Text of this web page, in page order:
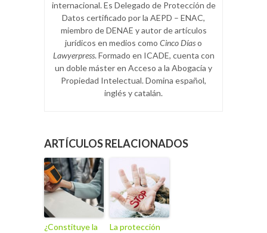
internacional. Es Delegado de Protección de
Datos certificado por la AEPD – ENAC,
miembro de DENAE y autor de artículos
jurídicos en medios como Cinco Díaso
Lawyerpress. Formado en ICADE, cuenta con
un doble máster en Acceso a la Abogacía y
Propiedad Intelectual. Domina español,
inglés y catalán.
ARTÍCULOS RELACIONADOS
¿Constituye la
La protección